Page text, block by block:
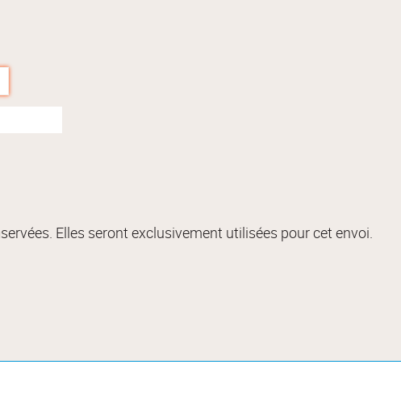
Elles seront exclusivement utilisées pour cet envoi.